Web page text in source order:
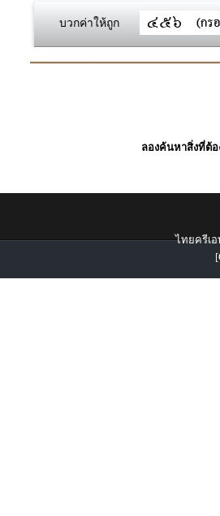
บวกค่าให้ถูก
ลองค้นหาสิ่งที่ต้อ
ไทยครีเอ
[